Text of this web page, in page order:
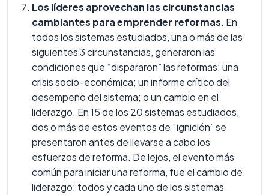
Los líderes aprovechan las circunstancias
cambiantes para emprender reformas. En
todos los sistemas estudiados, una o más de las
siguientes 3 circunstancias, generaron las
condiciones que “dispararon” las reformas: una
crisis socio-económica; un informe crítico del
desempeño del sistema; o un cambio en el
liderazgo. En 15 de los 20 sistemas estudiados,
dos o más de estos eventos de “ignición” se
presentaron antes de llevarse a cabo los
esfuerzos de reforma. De lejos, el evento más
común para iniciar una reforma, fue el cambio de
liderazgo: todos y cada uno de los sistemas